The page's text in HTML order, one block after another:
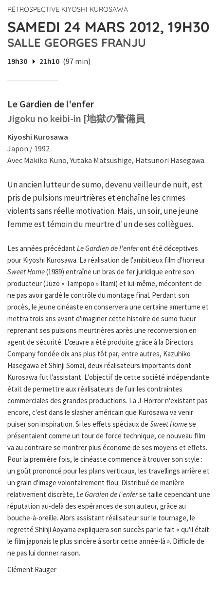
RÉTROSPECTIVE KIYOSHI KUROSAWA
SAMEDI 24 MARS 2012, 19H30
SALLE GEORGES FRANJU
19h30 21h10 (97 min)
Le Gardien de l'enfer
Jigoku no keibi-in [地獄の警備員
Kiyoshi Kurosawa
Japon / 1992
Avec Makiko Kuno, Yutaka Matsushige, Hatsunori Hasegawa.
Un ancien lutteur de sumo, devenu veilleur de nuit, est
pris de pulsions meurtrières et enchaîne les crimes
violents sans réelle motivation. Mais, un soir, une jeune
femme est témoin du meurtre d'un de ses collègues.
Les années précédant Le Gardien de l'enferont été déceptives
pour Kiyoshi Kurosawa. La réalisation de l'ambitieux film d'horreur
Sweet Home(1989) entraîne un bras de fer juridique entre son
producteur (Jūzō « Tampopo » Itami) et lui-même, mécontent de
ne pas avoir gardé le contrôle du montage final. Perdant son
procès, le jeune cinéaste en conservera une certaine amertume et
mettra trois ans avant d'imaginer cette histoire de sumo tueur
reprenant ses pulsions meurtrières après une reconversion en
agent de sécurité. L'œuvre a été produite grâce à la Directors
Company fondée dix ans plus tôt par, entre autres, Kazuhiko
Hasegawa et Shinji Somai, deux réalisateurs importants dont
Kurosawa fut l'assistant. L'objectif de cette société indépendante
était de permettre aux réalisateurs de fuir les contraintes
commerciales des grandes productions. La J-Horror n'existant pas
encore, c'est dans le slasher américain que Kurosawa va venir
puiser son inspiration. Si les effets spéciaux de Sweet Homese
présentaient comme un tour de force technique, ce nouveau film
va au contraire se montrer plus économe de ses moyens et effets.
Pour la première fois, le cinéaste commence à trouver son style :
un goût prononcé pour les plans verticaux, les travellings arrière et
un grain d'image volontairement flou. Distribué de manière
relativement discrète, Le Gardien de l'enferse taille cependant une
réputation au-delà des espérances de son auteur, grâce au
bouche-à-oreille. Alors assistant réalisateur sur le tournage, le
regretté Shinji Aoyama expliquera son succès par le fait « qu'il était
le film japonais le plus sincère à sortir cette année-là ». Difficile de
ne pas lui donner raison.
Clément Rauger